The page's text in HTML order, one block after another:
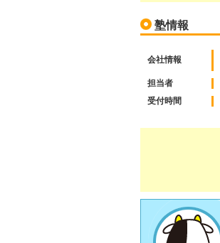
塾情報
会社情報
担当者
受付時間